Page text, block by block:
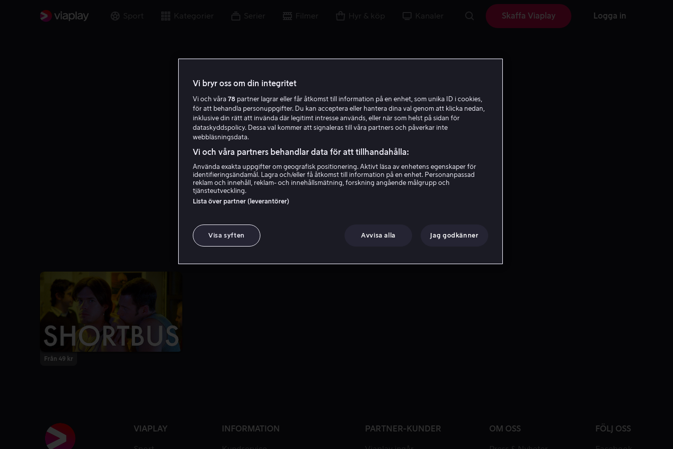
Sport Kategorier Serier Filmer Hyr & köp Kanaler Skaffa Viaplay Logga in
R B
Raphael Barker
Från 49 kr
VIAPLAY INFORMATION PARTNER-KUNDER OM OSS FÖLJ OSS
Vi bryr oss om din integritet
Vi och våra 78 partner lagrar eller får åtkomst till information på en enhet, som unika ID i cookies,
för att behandla personuppgifter. Du kan acceptera eller hantera dina val genom att klicka nedan,
inklusive din rätt att invända där legitimt intresse används, eller när som helst på sidan för
dataskyddspolicy. Dessa val kommer att signaleras till våra partners och påverkar inte
webbläsningsdata.
Vi och våra partners behandlar data för att tillhandahålla:
Använda exakta uppgifter om geografisk positionering. Aktivt läsa av enhetens egenskaper för
identifieringsändamål. Lagra och/eller få åtkomst till information på en enhet. Personanpassad
reklam och innehåll, reklam- och innehållsmätning, forskning angående målgrupp och
tjänsteutveckling.
Lista över partner (leverantörer)
Visa syften Avvisa alla Jag godkänner